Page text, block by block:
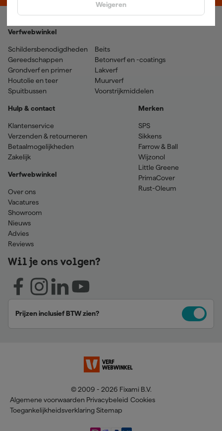
Weigeren
Verfwebwinkel
Schildersbenodigdheden
Gereedschappen
Grondverf en primer
Houtolie en teer
Spuitbussen
Beits
Betonverf en -coatings
Lakverf
Muurverf
Voorstrijkmiddelen
Hulp & contact
Klantenservice
Verzenden & retourneren
Betaalmogelijkheden
Zakelijk
Verfwebwinkel
Over ons
Vacatures
Showroom
Nieuws
Advies
Reviews
Merken
SPS
Sikkens
Farrow & Ball
Wijzonol
Little Greene
PrimaCover
Rust-Oleum
Wil je ons volgen?
Prijzen inclusief BTW zien?
© 2009 - 2026 Fixami B.V.
Algemene voorwaarden Privacybeleid Cookies
Toegankelijkheidsverklaring Sitemap